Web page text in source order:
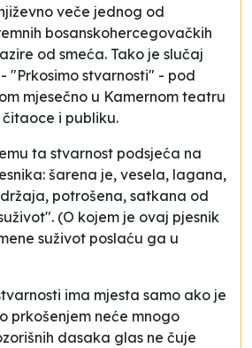
veče jednog od
bosanskohercegovačkih
od smeća. Tako je slučaj
"Prkosimo stvarnosti" - pod
mjesečno u Kamernom teatru
i publiku.
ta stvarnost podsjeća na
šarena je, vesela, lagana,
potrošena, satkana od
(O kojem je ovaj pjesnik
suživot poslaću ga u
ima mjesta samo ako je
prkošenjem neće mnogo
dasaka glas ne čuje